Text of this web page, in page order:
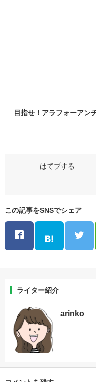
目指せ！アラフォーアン
この記事をSNSでシェア
ライター紹介
arinko